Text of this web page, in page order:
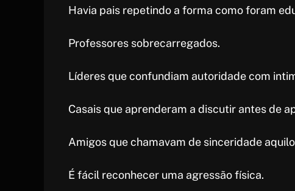
Havia pais repetindo a forma como foram
Professores sobrecarregados.
Líderes que confundiam autoridade com
Casais que aprenderam a discutir antes de
Amigos que chamavam de sinceridade
É fácil reconhecer uma agressão física.